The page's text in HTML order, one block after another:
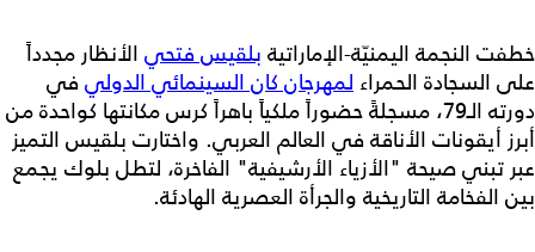
خطفت النجمة اليمنيّة-الإماراتية بلقيس فتحي الأنظار مجدداً
على السجادة الحمراء لمهرجان كان السينمائي الدوليفي
دورته الـ79، مسجلةً حضوراً ملكياً باهراً كرس مكانتها كواحدة من
أبرز أيقونات الأناقة في العالم العربي. واختارت بلقيس التميز
عبر تبني صيحة "الأزياء الأرشيفية" الفاخرة، لتطل بلوك يجمع
بين الفخامة التاريخية والجرأة العصرية الهادئة.